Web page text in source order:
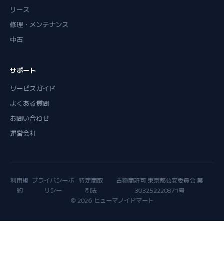
リース
修理・メンテナンス
中古
サポート
サービスガイド
よくある質問
お問い合わせ
運営会社
利用規
約
プライバシーポ
リシー
特定商取
引法
古物商許可 東京都公安委員会 第
303252220871号
© 2026 ヒューマノイドマート